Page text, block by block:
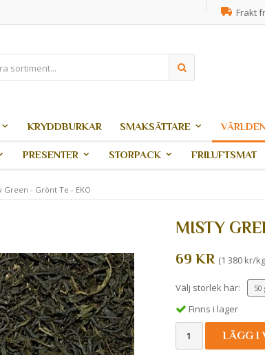
Frakt
KRYDDBURKAR SMAKSÄTTARE
PRESENTER STORPACK FRILUFTSMAT
Green - Grönt Te - EKO
MISTY
69 KR (1 380 kr/
Välj storlek här:
Finns i lager
LÄGG I